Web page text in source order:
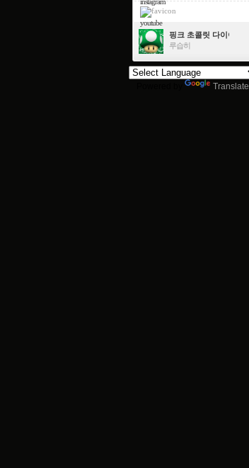
youtube
핑크 초콜릿 다이아몬드
루습히
Translate